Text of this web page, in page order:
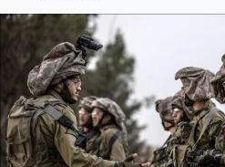
Hava Durumu
İlan
Kültür Sanat